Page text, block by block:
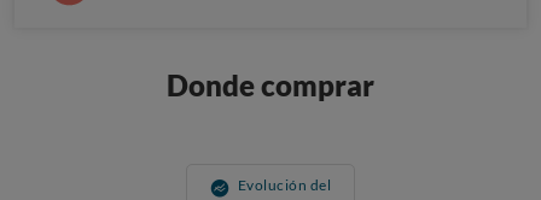
Donde comprar
Evolución del